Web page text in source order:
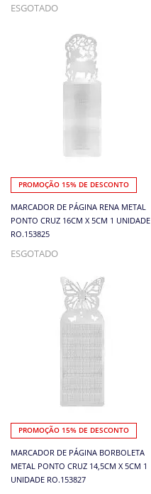
ESGOTADO
PROMOÇÃO 15% DE DESCONTO
MARCADOR DE PÁGINA RENA METAL
PONTO CRUZ 16CM X 5CM 1 UNIDADE
RO.153825
ESGOTADO
PROMOÇÃO 15% DE DESCONTO
MARCADOR DE PÁGINA BORBOLETA
METAL PONTO CRUZ 14,5CM X 5CM 1
UNIDADE RO.153827